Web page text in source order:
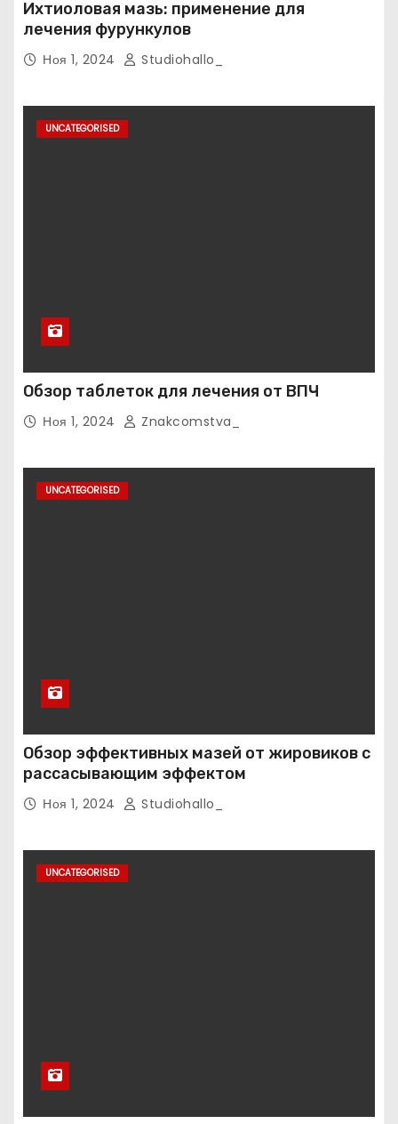
Ихтиоловая мазь: применение для
лечения фурункулов
Ноя 1, 2024 Studiohallo_
UNCATEGORISED
Обзор таблеток для лечения от ВПЧ
Ноя 1, 2024 Znakcomstva_
UNCATEGORISED
Обзор эффективных мазей от жировиков с
рассасывающим эффектом
Ноя 1, 2024 Studiohallo_
UNCATEGORISED